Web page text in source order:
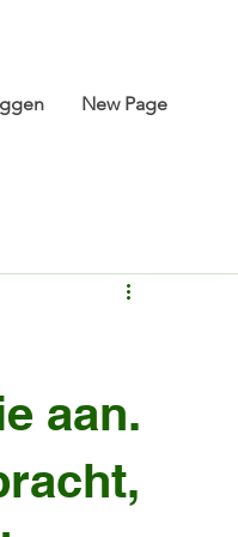
New Page
aan.